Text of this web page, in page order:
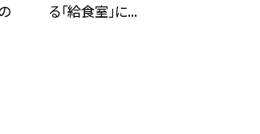
る「給食室」に...